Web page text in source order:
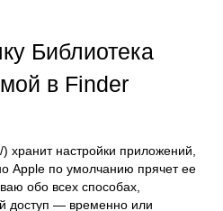
Библиотека
в Finder
хранит настройки приложений,
по умолчанию прячет ее
обо всех способах,
доступ — временно или